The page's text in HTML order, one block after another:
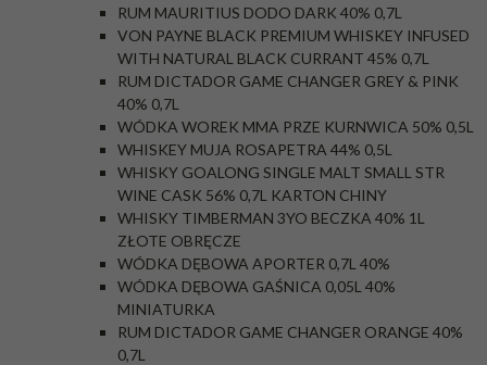
RUM MAURITIUS DODO DARK 40% 0,7L
VON PAYNE BLACK PREMIUM WHISKEY INFUSED
WITH NATURAL BLACK CURRANT 45% 0,7L
RUM DICTADOR GAME CHANGER GREY & PINK
40% 0,7L
WÓDKA WOREK MMA PRZE KURNWICA 50% 0,5L
WHISKEY MUJA ROSAPETRA 44% 0,5L
WHISKY GOALONG SINGLE MALT SMALL STR
WINE CASK 56% 0,7L KARTON CHINY
WHISKY TIMBERMAN 3YO BECZKA 40% 1L
ZŁOTE OBRĘCZE
WÓDKA DĘBOWA APORTER 0,7L 40%
WÓDKA DĘBOWA GAŚNICA 0,05L 40%
MINIATURKA
RUM DICTADOR GAME CHANGER ORANGE 40%
0,7L